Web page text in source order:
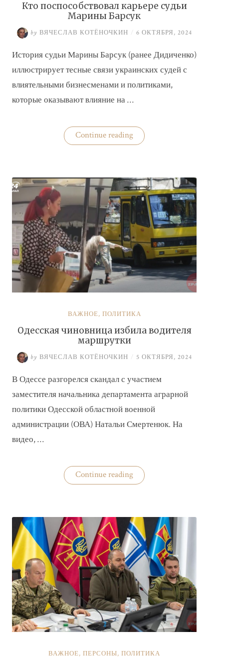
Кто поспособствовал карьере судьи
Марины Барсук
by ВЯЧЕСЛАВ КОТЁНОЧКИН / 6 ОКТЯБРЯ, 2024
История судьи Марины Барсук (ранее Дидиченко)
иллюстрирует тесные связи украинских судей с
влиятельными бизнесменами и политиками,
которые оказывают влияние на …
Continue reading«Кто
поспособствовал
Барсук»
ВАЖНОЕ, ПОЛИТИКА
Одесская чиновница избила водителя
маршрутки
by ВЯЧЕСЛАВ КОТЁНОЧКИН / 5 ОКТЯБРЯ, 2024
В Одессе разгорелся скандал с участием
заместителя начальника департамента аграрной
политики Одесской областной военной
администрации (ОВА) Натальи Смертенюк. На
видео, …
Continue reading«Одесская
чиновница
ВАЖНОЕ, ПЕРСОНЫ, ПОЛИТИКА